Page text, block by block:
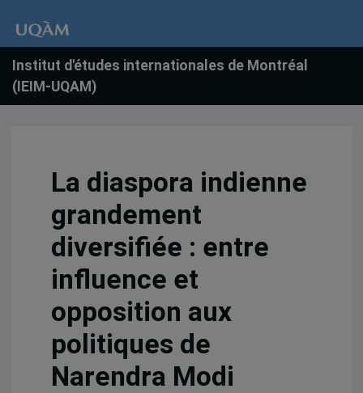
Institut d'études internationales de Montréal
(IEIM-UQAM)
La diaspora indienne
grandement
diversifiée : entre
influence et
opposition aux
politiques de
Narendra Modi